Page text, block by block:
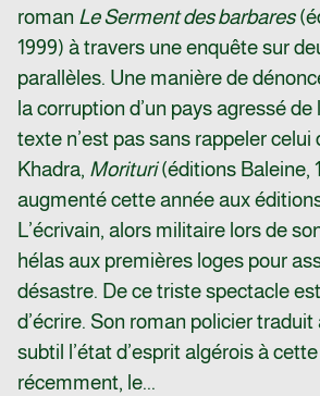
roman Le Serment des barbares
1999) à travers une enquête sur
parallèles. Une manière de
la corruption d’un pays agressé de
texte n’est pas sans rappeler celui
Khadra, Morituri(éditions Baleine,
augmenté cette année aux
L’écrivain, alors militaire lors de
hélas aux premières loges pour
désastre. De ce triste spectacle
d’écrire. Son roman policier
subtil l’état d’esprit algérois à
récemment, le...